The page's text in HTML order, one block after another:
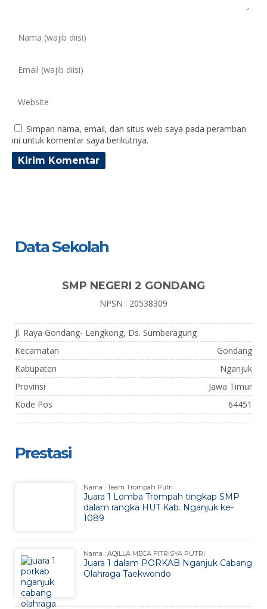
Simpan nama, email, dan situs web saya pada peramban
ini untuk komentar saya berikutnya.
Data Sekolah
SMP NEGERI 2 GONDANG
NPSN : 20538309
Jl. Raya Gondang- Lengkong, Ds. Sumberagung
Kecamatan
Gondang
Kabupaten
Nganjuk
Provinsi
Jawa Timur
Kode Pos
64451
Prestasi
Nama : Team Trompah Putri
Juara 1 Lomba Trompah tingkap SMP
dalam rangka HUT Kab. Nganjuk ke-
1089
Nama : AQILLA MECA FITRISYA PUTRI
Juara 1 dalam PORKAB Nganjuk Cabang
Olahraga Taekwondo